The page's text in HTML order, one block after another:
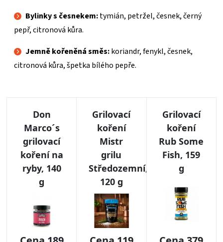
Bylinky s česnekem:tymián, petržel, česnek, černý
pepř, citronová kůra.
Jemně kořeněná směs:koriandr, fenykl, česnek,
citronová kůra, špetka bílého pepře.